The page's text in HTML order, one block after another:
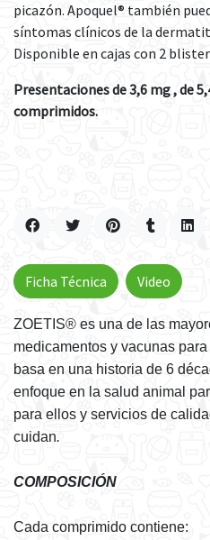
picazón. Apoquel® también
síntomas clínicos de la
Disponible en cajas con 2
Presentaciones de3,6 mg , de
comprimidos.
ZOETIS® es una de las
medicamentos y vacunas
basa en una historia de 6
enfoque en la salud animal
para ellos y servicios de
cuidan.
COMPOSICIÓN
Cada comprimido contiene:
Ficha Técnica Video